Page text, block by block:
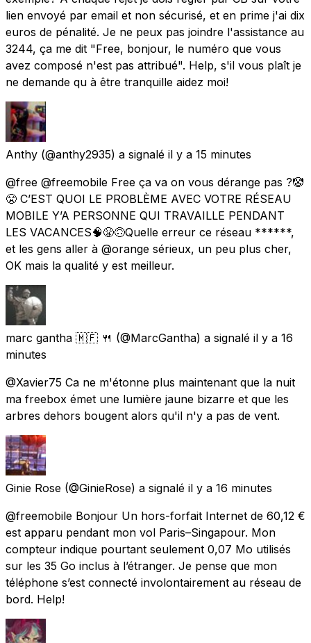
lien envoyé par email et non sécurisé, et en prime j'ai dix
euros de pénalité. Je ne peux pas joindre l'assistance au
3244, ça me dit "Free, bonjour, le numéro que vous
avez composé n'est pas attribué". Help, s'il vous plaît je
ne demande qu à être tranquille aidez moi!
Anthy (@anthy2935) a signalé il y a 15 minutes
@free @freemobile Free ça va on vous dérange pas ?🤡
😤 C’EST QUOI LE PROBLÈME AVEC VOTRE RÉSEAU
MOBILE Y’A PERSONNE QUI TRAVAILLE PENDANT
LES VACANCES🧠😤🙃Quelle erreur ce réseau ******,
et les gens aller à @orange sérieux, un peu plus cher,
OK mais la qualité y est meilleur.
marc gantha 🇲🇫 🍴 (@MarcGantha) a signalé il y a 16
minutes
@Xavier75 Ca ne m'étonne plus maintenant que la nuit
ma freebox émet une lumière jaune bizarre et que les
arbres dehors bougent alors qu'il n'y a pas de vent.
Ginie Rose (@GinieRose) a signalé il y a 16 minutes
@freemobile Bonjour Un hors-forfait Internet de 60,12 €
est apparu pendant mon vol Paris–Singapour. Mon
compteur indique pourtant seulement 0,07 Mo utilisés
sur les 35 Go inclus à l’étranger. Je pense que mon
téléphone s’est connecté involontairement au réseau de
bord. Help!